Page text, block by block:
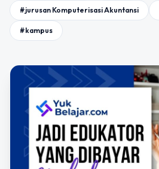
#jurusan Komputerisasi Akuntansi
#kampus